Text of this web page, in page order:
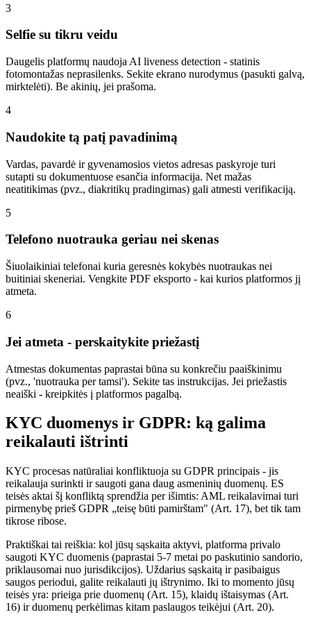
3
Selfie su tikru veidu
Daugelis platformų naudoja AI liveness detection - statinis
fotomontažas neprasilenks. Sekite ekrano nurodymus (pasukti galvą,
mirktelėti). Be akinių, jei prašoma.
4
Naudokite tą patį pavadinimą
Vardas, pavardė ir gyvenamosios vietos adresas paskyroje turi
sutapti su dokumentuose esančia informacija. Net mažas
neatitikimas (pvz., diakritikų pradingimas) gali atmesti verifikaciją.
5
Telefono nuotrauka geriau nei skenas
Šiuolaikiniai telefonai kuria geresnės kokybės nuotraukas nei
buitiniai skeneriai. Vengkite PDF eksporto - kai kurios platformos jį
atmeta.
6
Jei atmeta - perskaitykite priežastį
Atmestas dokumentas paprastai būna su konkrečiu paaiškinimu
(pvz., 'nuotrauka per tamsi'). Sekite tas instrukcijas. Jei priežastis
neaiški - kreipkitės į platformos pagalbą.
KYC duomenys ir GDPR: ką galima
reikalauti ištrinti
KYC procesas natūraliai konfliktuoja su GDPR principais - jis
reikalauja surinkti ir saugoti gana daug asmeninių duomenų. ES
teisės aktai šį konfliktą sprendžia per išimtis: AML reikalavimai turi
pirmenybę prieš GDPR „teisę būti pamirštam" (Art. 17), bet tik tam
tikrose ribose.
Praktiškai tai reiškia: kol jūsų sąskaita aktyvi, platforma privalo
saugoti KYC duomenis (paprastai 5-7 metai po paskutinio sandorio,
priklausomai nuo jurisdikcijos). Uždarius sąskaitą ir pasibaigus
saugos periodui, galite reikalauti jų ištrynimo. Iki to momento jūsų
teisės yra: prieiga prie duomenų (Art. 15), klaidų ištaisymas (Art.
16) ir duomenų perkėlimas kitam paslaugos teikėjui (Art. 20).